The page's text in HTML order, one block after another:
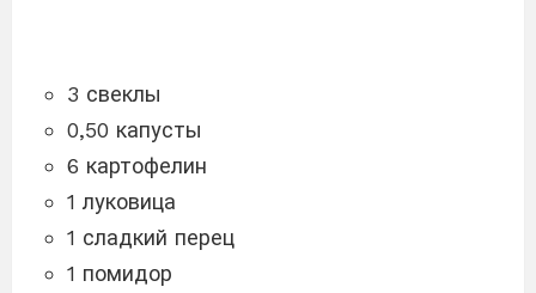
3 свеклы
0,50 капусты
6 картофелин
1 луковица
1 сладкий перец
1 помидор